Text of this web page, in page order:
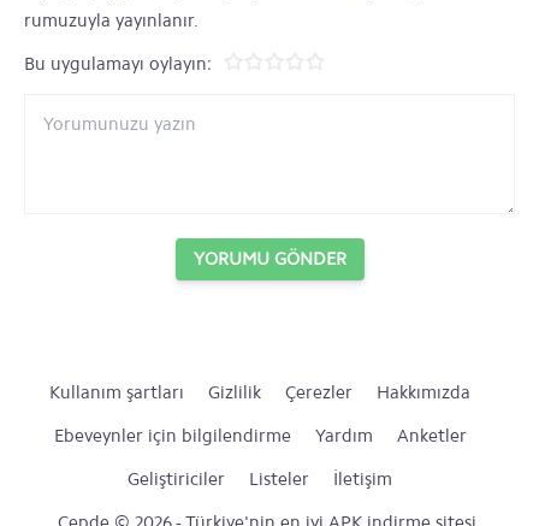
rumuzuyla yayınlanır.
Bu uygulamayı oylayın:
YORUMU GÖNDER
Kullanım şartları Gizlilik Çerezler
Hakkımızda
Ebeveynler için bilgilendirme
Yardım
Anketler
Geliştiriciler
Listeler
İletişim